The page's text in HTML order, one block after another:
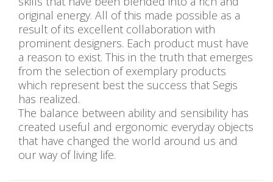
original energy. All of this made possible as a
result of its excellent collaboration with
prominent designers. Each product must have
a reason to exist. This in the truth that emerges
from the selection of exemplary products
which represent best the success that Segis
has realized.
The balance between ability and sensibility has
created useful and ergonomic everyday objects
that have changed the world around us and
our way of living life.